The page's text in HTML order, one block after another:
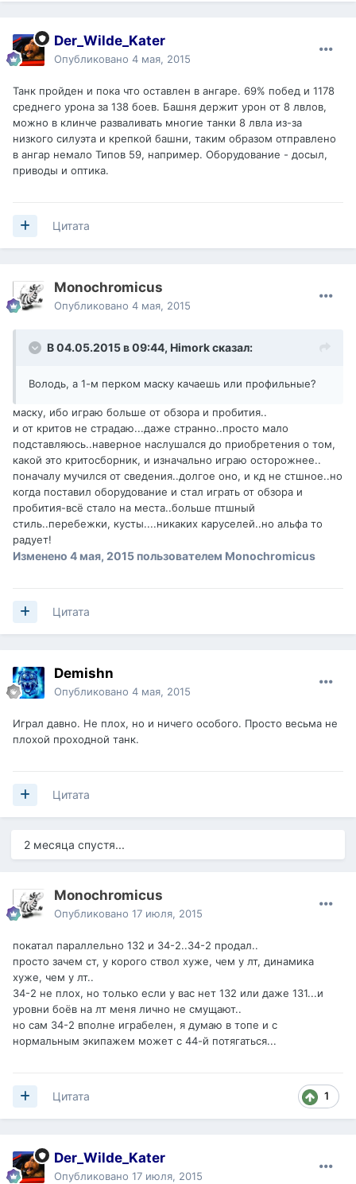
Der_Wilde_Kater
Опубликовано 4 мая, 2015
Танк пройден и пока что оставлен в ангаре. 69% побед и 1178
среднего урона за 138 боев. Башня держит урон от 8 лвлов,
можно в клинче разваливать многие танки 8 лвла из-за
низкого силуэта и крепкой башни, таким образом отправлено
в ангар немало Типов 59, например. Оборудование - досыл,
приводы и оптика.
Цитата
Monochromicus
Опубликовано 4 мая, 2015
В 04.05.2015 в 09:44, Himork сказал:
Володь, а 1-м перком маску качаешь или профильные?
маску, ибо играю больше от обзора и пробития..
и от критов не страдаю...даже странно..просто мало
подставляюсь..наверное наслушался до приобретения о том,
какой это критосборник, и изначально играю осторожнее..
поначалу мучился от сведения..долгое оно, и кд не стшное..но
когда поставил оборудование и стал играть от обзора и
пробития-всё стало на места..больше птшный
стиль..перебежки, кусты....никаких каруселей..но альфа то
радует!
Изменено 4 мая, 2015 пользователем Monochromicus
Цитата
Demishn
Опубликовано 4 мая, 2015
Играл давно. Не плох, но и ничего особого. Просто весьма не
плохой проходной танк.
Цитата
2 месяца спустя...
Monochromicus
Опубликовано 17 июля, 2015
покатал параллельно 132 и 34-2..34-2 продал..
просто зачем ст, у корого ствол хуже, чем у лт, динамика
хуже, чем у лт..
34-2 не плох, но только если у вас нет 132 или даже 131...и
уровни боёв на лт меня лично не смущают..
но сам 34-2 вполне играбелен, я думаю в топе и с
нормальным экипажем может с 44-й потягаться...
1
Цитата
Der_Wilde_Kater
Опубликовано 17 июля, 2015